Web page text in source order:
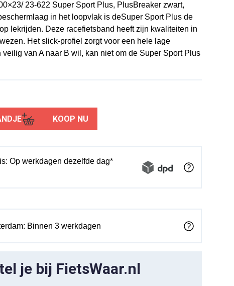
23-622 Super Sport Plus, PlusBreaker zwart,
in het loopvlak is deSuper Sport Plus de
lekrijden. Deze racefietsband heeft zijn kwaliteiten in
Het slick-profiel zorgt voor een hele lage
van A naar B wil, kan niet om de Super Sport Plus
KOOP NU
Op werkdagen dezelfde dag*
Binnen 3 werkdagen
je bij FietsWaar.nl